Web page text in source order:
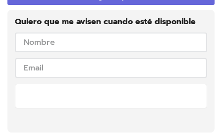
Quiero que me avisen cuando esté disponible